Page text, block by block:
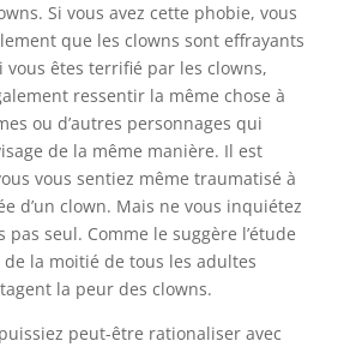
Si vous avez cette phobie, vous
que les clowns sont effrayants
vous êtes terrifié par les clowns,
ressentir la même chose à
ou d’autres personnages qui
de la même manière. Il est
vous sentiez même traumatisé à
d’un clown. Mais ne vous inquiétez
pas seul. Comme le suggère l’étude
la moitié de tous les adultes
la peur des clowns.
peut-être rationaliser avec